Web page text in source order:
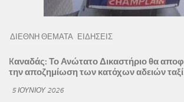
ΔΙΕΘΝΗ ΘΕΜΑΤΑ ΕΙΔΗΣΕΙΣ
Kαναδάς: Το Ανώτατο Δικαστήριο θα
την αποζημίωση των κατόχων αδειών
5 ΙΟΥΝΊΟΥ 2026